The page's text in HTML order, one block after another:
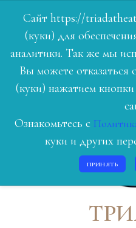
Сайт https://
(куки) для
аналитики. Так же мы
Вы можете отказаться
(куки) нажатием
Ознакомьтесь с
куки и других
ПРИНЯТЬ
ГЛАВНАЯ
РЕПЕРТУАР
О НАС
ИСТОРИЯ